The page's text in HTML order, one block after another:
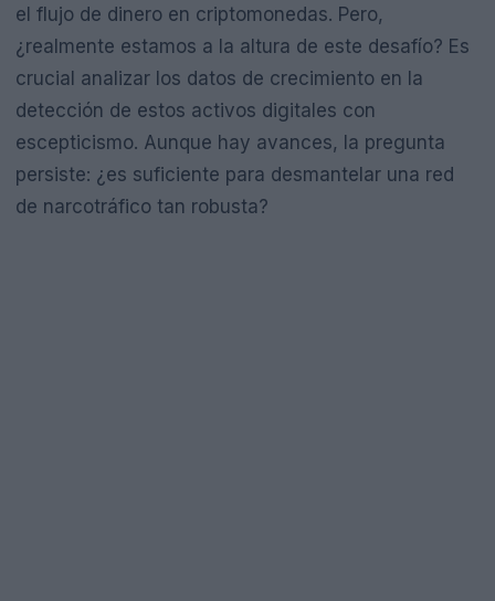
el flujo de dinero en criptomonedas. Pero,
¿realmente estamos a la altura de este desafío? Es
crucial analizar los datos de crecimiento en la
detección de estos activos digitales con
escepticismo. Aunque hay avances, la pregunta
persiste: ¿es suficiente para desmantelar una red
de narcotráfico tan robusta?